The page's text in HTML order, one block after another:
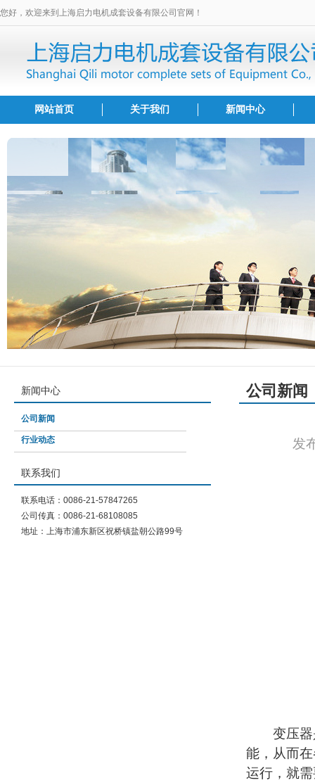
您好，欢迎来到上海启力电机成套设备有限公司官网！
网站首页 关于我们 新闻中心
新闻中心
公司新闻
行业动态
联系我们
联系电话：0086-21-57847265
公司传真：0086-21-68108085
地址：上海市浦东新区祝桥镇盐朝公路99号
公司新闻
发
变压器是
能，从而
运行，就